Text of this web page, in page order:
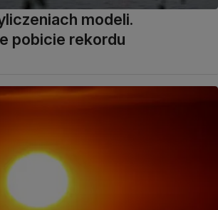
modeli.
pobicie rekordu